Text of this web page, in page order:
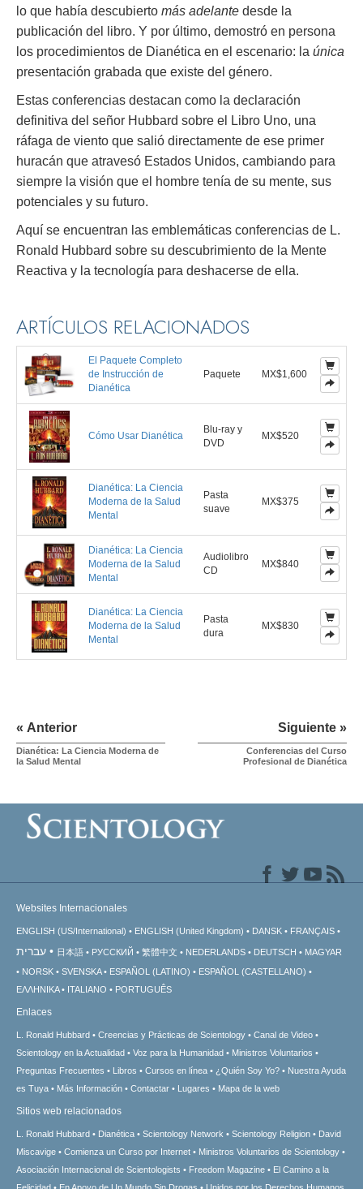
lo que había descubierto más adelante desde la
publicación del libro. Y por último, demostró en persona
los procedimientos de Dianética en el escenario: la única
presentación grabada que existe del género.
Estas conferencias destacan como la declaración
definitiva del señor Hubbard sobre el Libro Uno, una
ráfaga de viento que salió directamente de ese primer
huracán que atravesó Estados Unidos, cambiando para
siempre la visión que el hombre tenía de su mente, sus
potenciales y su futuro.
Aquí se encuentran las emblemáticas conferencias de L.
Ronald Hubbard sobre su descubrimiento de la Mente
Reactiva y la tecnología para deshacerse de ella.
ARTÍCULOS RELACIONADOS
El Paquete Completo
de Instrucción de
Dianética
Paquete MX$1,600
Cómo Usar Dianética
Blu-ray y
DVD
MX$520
Dianética: La Ciencia
Moderna de la Salud
Mental
Pasta
suave
MX$375
Dianética: La Ciencia
Moderna de la Salud
Mental
Audiolibro
CD
MX$840
Dianética: La Ciencia
Moderna de la Salud
Mental
Pasta
dura
MX$830
« Anterior
Dianética: La Ciencia Moderna de
la Salud Mental
Siguiente »
Conferencias del Curso
Profesional de Dianética
Websites Internacionales
ENGLISH (US/International) ENGLISH (United Kingdom) DANSK FRANÇAIS
עברית 日本語 РУССКИЙ 繁體中文 NEDERLANDS DEUTSCH
MAGYAR
NORSK
SVENSKA ESPAÑOL (LATINO)
ESPAÑOL (CASTELLANO)
ΕΛΛΗΝΙΚA
ITALIANO PORTUGUÊS
Enlaces
L. Ronald Hubbard Creencias y Prácticas de Scientology
Canal de Video
Scientology en la Actualidad
Voz para la Humanidad
Ministros Voluntarios
Preguntas Frecuentes
Libros Cursos en línea ¿Quién Soy Yo?
Nuestra Ayuda
es Tuya
Más Información Contactar Lugares Mapa de la web
Sitios web relacionados
L. Ronald Hubbard Dianética Scientology Network Scientology Religion
David
Miscavige
Comienza un Curso por Internet
Ministros Voluntarios de Scientology
Asociación Internacional de Scientologists
Freedom Magazine
El Camino a la